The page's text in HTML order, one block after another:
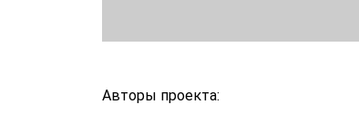
Авторы проекта: